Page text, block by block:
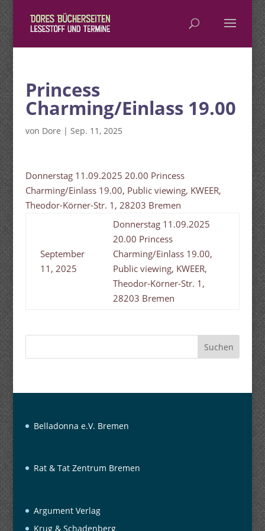
Princess
Charming/Einlass 19.00
von Dore | Sep. 11, 2025
Donnerstag 11.09.2025 20.00 Princess
Charming/Einlass 19.00, Public viewing, KWEER,
Theodor-Körner-Str. 1, 28203 Bremen
September
11, 2025
Donnerstag 11.09.2025
20.00 Princess
Charming/Einlass 19.00,
Public viewing, KWEER,
Theodor-Körner-Str. 1,
28203 Bremen
Suchen
Belladonna e.V. Bremen
Rat & Tat Zentrum Bremen
Argument Verlag
Krug & Schadenberg